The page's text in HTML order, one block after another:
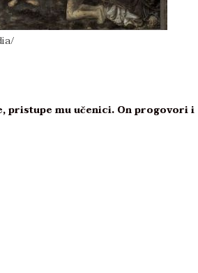
pristupe mu učenici. On progovori i